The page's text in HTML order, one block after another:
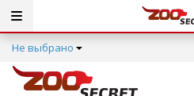
Не выбрано